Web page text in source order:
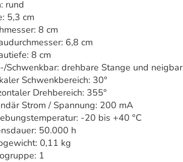
rund
5,3 cm
8 cm
6,8 cm
8 cm
Schwenkbar: drehbare Stange und neigbar
Schwenkbereich: 30°
Drehbereich: 355°
Strom / Spannung: 200 mA
-20 bis +40 °C
50.000 h
0,11 kg
1